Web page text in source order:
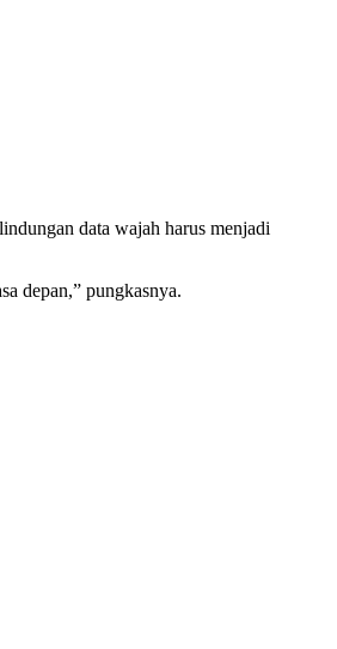
data wajah harus menjadi
depan,” pungkasnya.